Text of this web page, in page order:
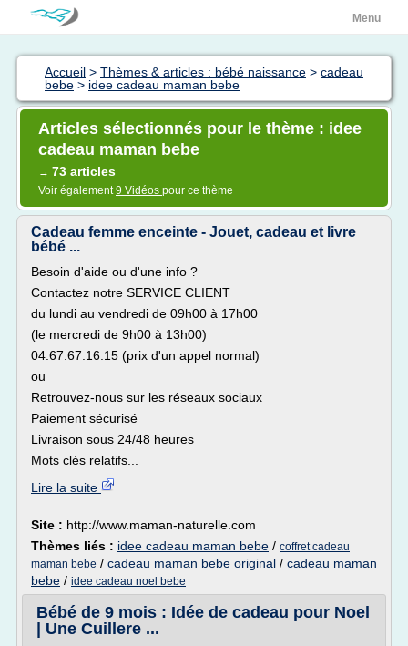
Menu
Accueil > Thèmes & articles : bébé naissance > cadeau
bebe > idee cadeau maman bebe
Articles sélectionnés pour le thème : idee
cadeau maman bebe
→ 73 articles
Voir également9 Vidéos pour ce thème
Cadeau femme enceinte - Jouet, cadeau et livre
bébé ...
Besoin d'aide ou d'une info ?
Contactez notre SERVICE CLIENT
du lundi au vendredi de 09h00 à 17h00
(le mercredi de 9h00 à 13h00)
04.67.67.16.15 (prix d'un appel normal)
ou
Retrouvez-nous sur les réseaux sociaux
Paiement sécurisé
Livraison sous 24/48 heures
Mots clés relatifs...
Lire la suite
Site : http://www.maman-naturelle.com
Thèmes liés : idee cadeau maman bebe / coffret cadeau
maman bebe / cadeau maman bebe original / cadeau maman
bebe / idee cadeau noel bebe
Bébé de 9 mois : Idée de cadeau pour Noel
| Une Cuillere ...